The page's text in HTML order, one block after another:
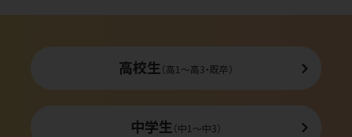
高校生（高1〜高3・既卒）
中学生（中1〜中3）